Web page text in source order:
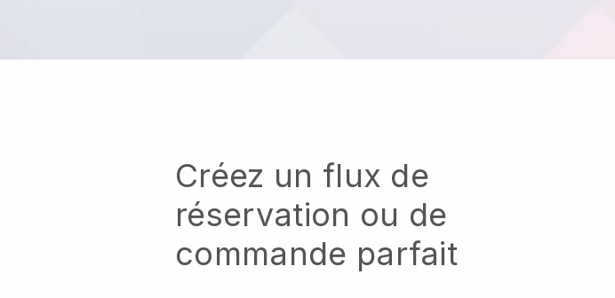
Créez un flux de
réservation ou de
commande parfait